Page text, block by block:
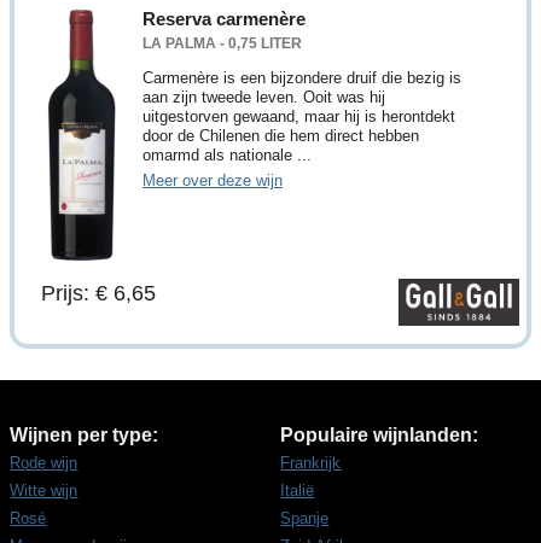
Reserva carmenère
LA PALMA - 0,75 LITER
Carmenère is een bijzondere druif die bezig is
aan zijn tweede leven. Ooit was hij
uitgestorven gewaand, maar hij is herontdekt
door de Chilenen die hem direct hebben
omarmd als nationale ...
Meer over deze wijn
Prijs: € 6,65
Wijnen per type:
Rode wijn
Witte wijn
Rosé
Populaire wijnlanden:
Frankrijk
Italië
Spanje